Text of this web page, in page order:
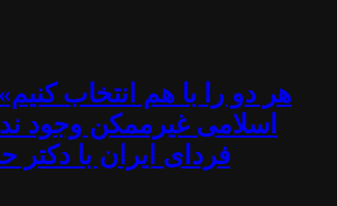
اسلامی غیرممکن وجود
فردای ایران با